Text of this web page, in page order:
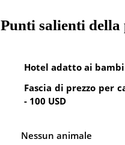
Punti salienti
Hotel adatto ai
Fascia di prezzo per
- 100 USD
Nessun animale